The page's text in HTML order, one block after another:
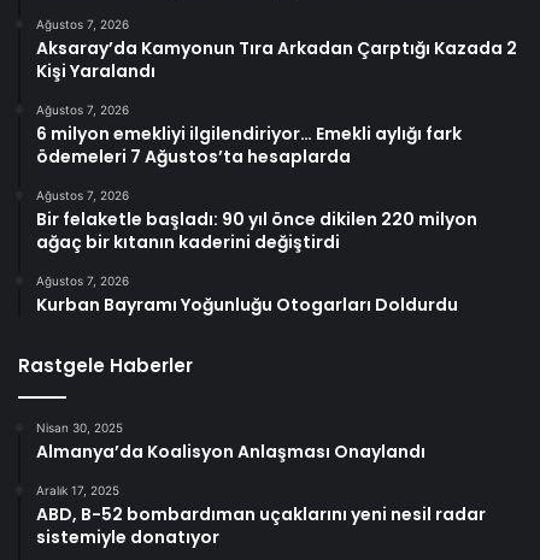
Ağustos 7, 2026
Aksaray’da Kamyonun Tıra Arkadan Çarptığı Kazada 2
Kişi Yaralandı
Ağustos 7, 2026
6 milyon emekliyi ilgilendiriyor… Emekli aylığı fark
ödemeleri 7 Ağustos’ta hesaplarda
Ağustos 7, 2026
Bir felaketle başladı: 90 yıl önce dikilen 220 milyon
ağaç bir kıtanın kaderini değiştirdi
Ağustos 7, 2026
Kurban Bayramı Yoğunluğu Otogarları Doldurdu
Rastgele Haberler
Nisan 30, 2025
Almanya’da Koalisyon Anlaşması Onaylandı
Aralık 17, 2025
ABD, B-52 bombardıman uçaklarını yeni nesil radar
sistemiyle donatıyor